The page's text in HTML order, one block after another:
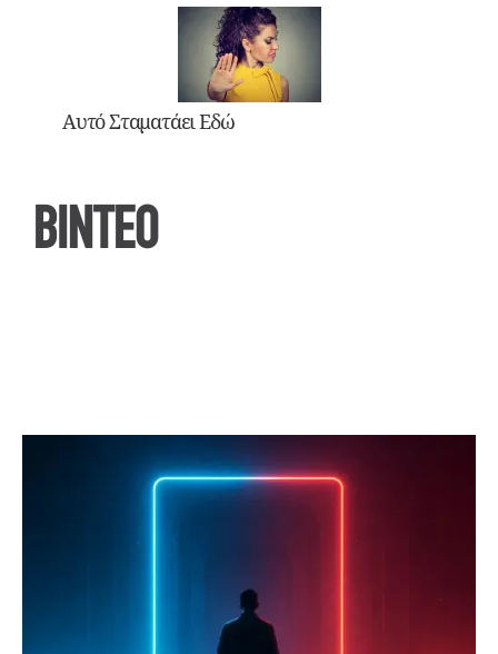
Αυτό Σταματάει Εδώ
ΒΙΝΤΕΟ